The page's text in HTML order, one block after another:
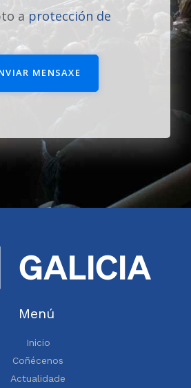
a protección de
MENSAXE
Menú
Inicio
Coñécenos
Actualidade